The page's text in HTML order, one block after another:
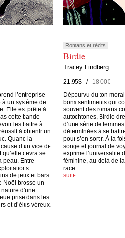
l’entreprise
à un système de
Elle est prête à
cette bande
les battre à
à obtenir un
Quand la
d’un vice de
qu’elle devra se
peau. Entre
de jeux et bars
Noël brosse un
d’une
prise dans les
et d’élus véreux.
Romans et récits
Birdie
Tracey Lindberg
21.95$ /18.00€
Dépourvu du ton
bons sentiments qui
souvent des romans
autochtones, Birdie
d’une série de femmes
déterminées à se
pour s’en sortir. À la
songe et journal de
exprime l’universalité
féminine, au-delà de
race.
suite…